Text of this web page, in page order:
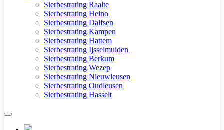
Sierbestrating Raalte
Sierbestrating Heino
Sierbestrating Dalfsen
Sierbestrating Kampen
Sierbestrating Hattem
Sierbestrating Ijsselmuiden
Sierbestrating Berkum
Sierbestrating Wezep
Sierbestrating Nieuwleusen
Sierbestrating Oudleusen
Sierbestrating Hasselt